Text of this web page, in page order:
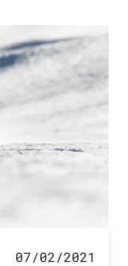
07/02/2021